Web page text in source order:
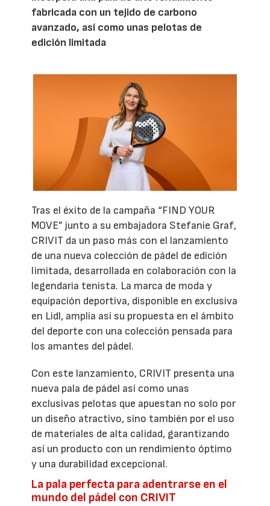
fabricada con un tejido de carbono
avanzado, así como unas pelotas de
edición limitada
Tras el éxito de la campaña “FIND YOUR
MOVE” junto a su embajadora Stefanie Graf,
CRIVIT da un paso más con el lanzamiento
de una nueva colección de pádel de edición
limitada, desarrollada en colaboración con la
legendaria tenista. La marca de moda y
equipación deportiva, disponible en exclusiva
en Lidl, amplía así su propuesta en el ámbito
del deporte con una colección pensada para
los amantes del pádel.
Con este lanzamiento, CRIVIT presenta una
nueva pala de pádel así como unas
exclusivas pelotas que apuestan no solo por
un diseño atractivo, sino también por el uso
de materiales de alta calidad, garantizando
así un producto con un rendimiento óptimo
y una durabilidad excepcional.
La pala perfecta para adentrarse en el
mundo del pádel con CRIVIT